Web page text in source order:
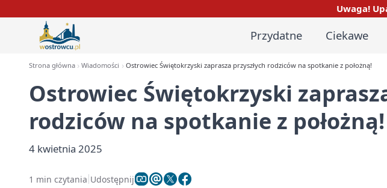
Uwaga!
Przydatne Ciekawe
Strona główna Wiadomości Ostrowiec Świętokrzyski zaprasza przyszłych rodziców na spotkanie z położną!
Ostrowiec Świętokrzyski
rodziców na spotkanie z położną!
4 kwietnia 2025
1 min czytania Udostępnij